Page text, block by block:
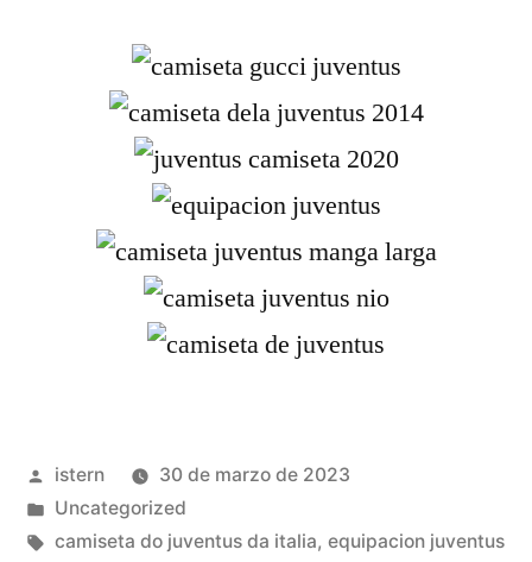
Publicado
por
istern
30 de marzo de 2023
Publicado
en
Uncategorized
Etiquetas:
camiseta do juventus da italia, equipacion juventus